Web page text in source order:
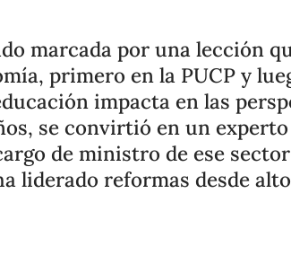
marcada por una lección
primero en la PUCP y
impacta en las
se convirtió en un
de ministro de ese
liderado reformas desde